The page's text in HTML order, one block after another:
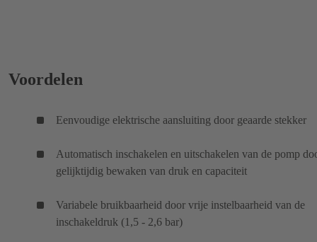
Voordelen
Eenvoudige elektrische aansluiting door geaarde stekker
Automatisch inschakelen en uitschakelen van de pomp
gelijktijdig bewaken van druk en capaciteit
Variabele bruikbaarheid door vrije instelbaarheid van de
inschakeldruk (1,5 - 2,6 bar)